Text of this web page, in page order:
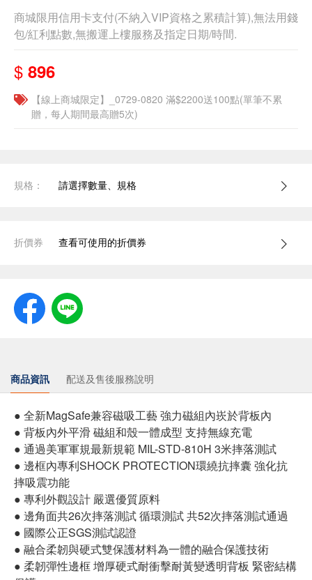
商城限用信用卡支付(不納入VIP資格之累積計算),無法用錢
包/紅利點數,無搬運上樓服務及指定日期/時間.
$ 896
【線上商城限定】_0729-0820 滿$2200送100點(單筆不累
贈，每人期間最高贈5次)
規格： 請選擇數量、規格
折價券 查看可使用的折價券
商品資訊 配送及售後服務說明
● 全新MagSafe兼容磁吸工藝 強力磁組內崁於背板內
● 背板內外平滑 磁組和殼一體成型 支持無線充電
● 通過美軍軍規最新規範 MIL-STD-810H 3米摔落測試
● 邊框內專利SHOCK PROTECTION環繞抗摔囊 強化抗
摔吸震功能
● 專利外觀設計 嚴選優質原料
● 邊角面共26次摔落測試 循環測試 共52次摔落測試通過
● 國際公正SGS測試認證
● 融合柔韌與硬式雙保護材料為一體的融合保護技術
● 柔韌彈性邊框 增厚硬式耐衝擊耐黃變透明背板 緊密結構